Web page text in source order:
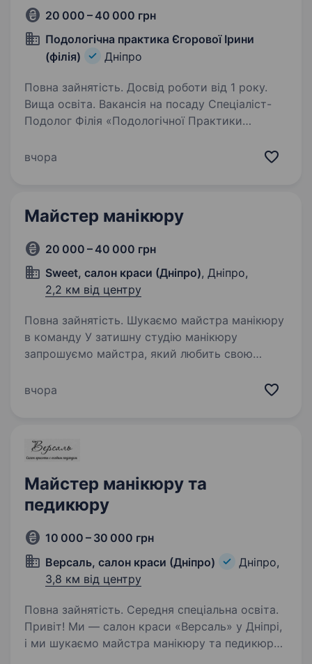
20 000 – 40 000 грн
Подологічна практика Єгорової Ірини
(філія)
Дніпро
Повна зайнятість. Досвід роботи від 1 року.
Вища освіта. Вакансія на посаду Спеціаліст-
Подолог Філія «Подологічної Практики
спеціаліста-подолога або майстра педикюру.
вчора
Майстер манікюру
20 000 – 40 000 грн
Sweet, салон краси (Дніпро), Дніпро,
2,2 км від центру
Повна зайнятість. Шукаємо майстра манікюру
в команду У затишну студію манікюру
запрошуємо майстра, який любить свою
бʼюті сфері Нам важливо: акуратність та
вчора
Майстер манікюру та
педикюру
10 000 – 30 000 грн
Версаль, салон краси (Дніпро)
Дніпро,
3,8 км від центру
Повна зайнятість. Середня спеціальна освіта.
Привіт! Ми — салон краси «Версаль» у Дніпрі,
і ми шукаємо майстра манікюру та педикюру,